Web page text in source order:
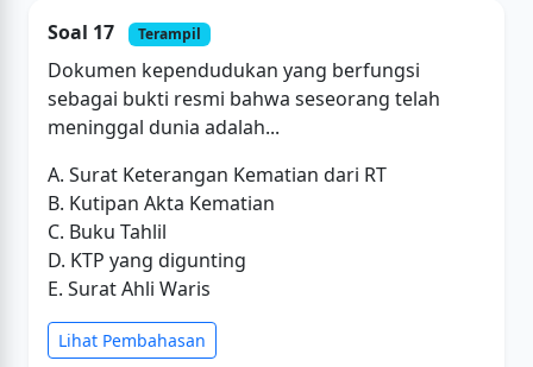
Soal 17 Terampil
Dokumen kependudukan yang berfungsi
sebagai bukti resmi bahwa seseorang telah
meninggal dunia adalah...
A. Surat Keterangan Kematian dari RT
B. Kutipan Akta Kematian
C. Buku Tahlil
D. KTP yang digunting
E. Surat Ahli Waris
Lihat Pembahasan